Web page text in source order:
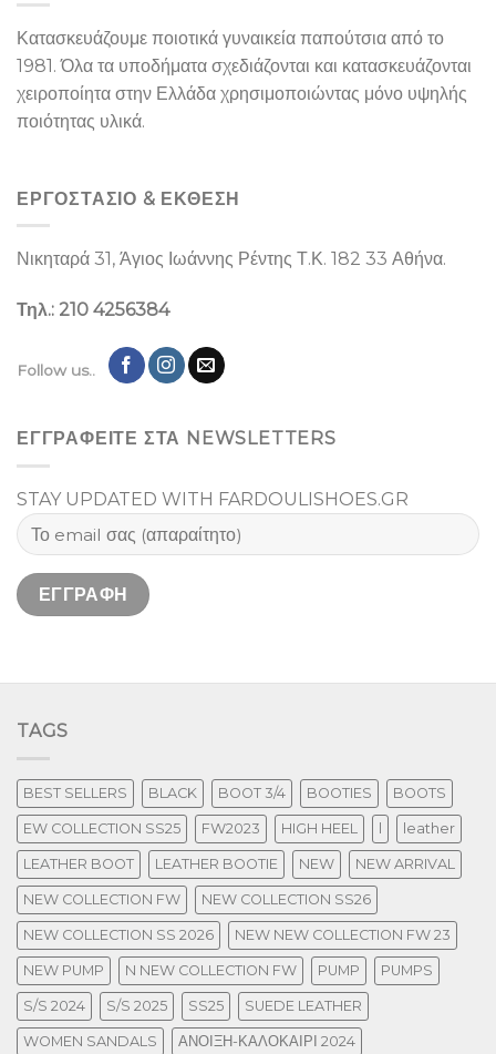
Κατασκευάζουμε ποιοτικά γυναικεία παπούτσια από το
1981. Όλα τα υποδήματα σχεδιάζονται και κατασκευάζονται
χειροποίητα στην Ελλάδα χρησιμοποιώντας μόνο υψηλής
ποιότητας υλικά.
ΕΡΓΟΣΤΑΣΙΌ & ΕΚΘΕΣΉ
Νικηταρά 31, Άγιος Ιωάννης Ρέντης Τ.Κ. 182 33 Αθήνα.
Τηλ.: 210 4256384
Follow us..
ΕΓΓΡΑΦΕΙΤΕ ΣΤΑ NEWSLETTERS
STAY UPDATED WITH FARDOULISHOES.GR
TAGS
BEST SELLERS BLACK BOOT 3/4 BOOTIES BOOTS
EW COLLECTION SS25 FW2023 HIGH HEEL leather
LEATHER BOOT LEATHER BOOTIE NEW NEW ARRIVAL
NEW COLLECTION FW NEW COLLECTION SS26
NEW COLLECTION SS 2026 NEW NEW COLLECTION FW 23
NEW PUMP N NEW COLLECTION FW PUMP PUMPS
S/S 2024 S/S 2025 SS25 SUEDE LEATHER
WOMEN SANDALS ΑΝΟΙΞΗ-ΚΑΛΟΚΑΙΡΙ 2024